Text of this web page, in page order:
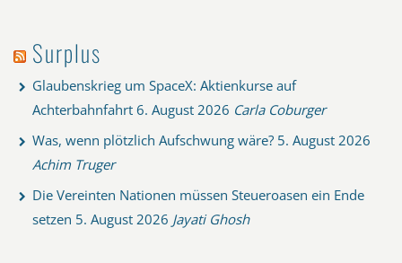
Surplus
Glaubenskrieg um SpaceX: Aktienkurse auf
Achterbahnfahrt 6. August 2026 Carla Coburger
Was, wenn plötzlich Aufschwung wäre? 5. August 2026
Achim Truger
Die Vereinten Nationen müssen Steueroasen ein Ende
setzen 5. August 2026 Jayati Ghosh